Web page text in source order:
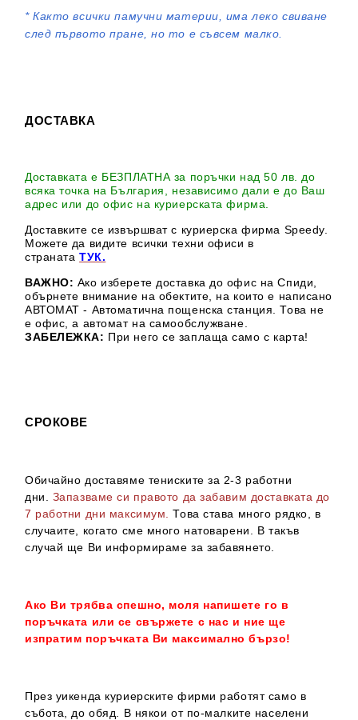
*Както всички памучни материи, има леко свиване
след първото пране, но то е съвсем малко.
ДОСТАВКА
Доставката е БЕЗПЛАТНА за поръчки над 50 лв. до
всяка точка на България, независимо дали е до Ваш
адрес или до офис на куриерската фирма.
Доставките се извършват с куриерска фирма Speedy.
Можете да видите всички техни офиси в
страната ТУК.
ВАЖНО: Ако изберете доставка до офис на Спиди,
обърнете внимание на обектите, на които е написано
АВТОМАТ - Автоматична пощенска станция. Това не
е офис, а автомат на самообслужване.
ЗАБЕЛЕЖКА: При него се заплаща само с карта!
СРОКОВЕ
Обичайно доставяме тениските за 2-3 работни
дни. Запазваме си правото да забавим доставката до
7 работни дни максимум.
Това става много рядко, в
случаите, когато сме много натоварени. В такъв
случай ще Ви информираме за забавянето.
Ако Ви трябва спешно, моля напишете го в
поръчката или се свържете с нас и ние ще
изпратим поръчката Ви максимално бързо!
През уикенда куриерските фирми работят само в
събота, до обяд. В някои от по-малките населени